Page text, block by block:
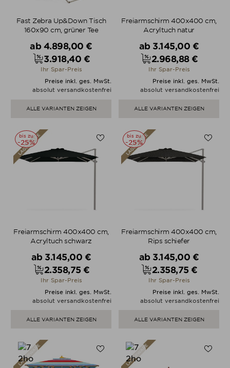
Fast Zebra Up&Down Tisch
160x90 cm, grüner Tee
Verkaufspreis
ab 4.898,00 €
Preis
3.918,40 €
Ihr Spar-Preis
Preise inkl. ges. MwSt.
absolut versandkostenfrei
ALLE VARIANTEN ZEIGEN
Freiarmschirm 400x400 cm,
Acryltuch natur
Verkaufspreis
ab 3.145,00 €
Preis
2.968,88 €
Ihr Spar-Preis
Preise inkl. ges. MwSt.
absolut versandkostenfrei
ALLE VARIANTEN ZEIGEN
bis zu
-25%
Freiarmschirm 400x400 cm,
Acryltuch schwarz
Verkaufspreis
ab 3.145,00 €
Preis
2.358,75 €
Ihr Spar-Preis
Preise inkl. ges. MwSt.
absolut versandkostenfrei
ALLE VARIANTEN ZEIGEN
bis zu
-25%
Freiarmschirm 400x400 cm,
Rips schiefer
Verkaufspreis
ab 3.145,00 €
Preis
2.358,75 €
Ihr Spar-Preis
Preise inkl. ges. MwSt.
absolut versandkostenfrei
ALLE VARIANTEN ZEIGEN